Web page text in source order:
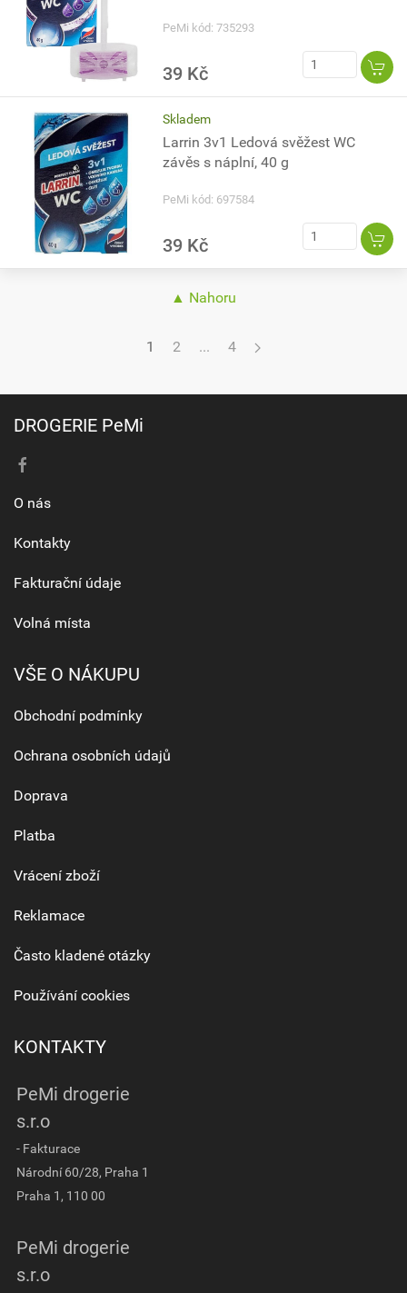
PeMi kód: 735293
39 Kč
Skladem
Larrin 3v1 Ledová svěžest WC
závěs s náplní, 40 g
PeMi kód: 697584
39 Kč
▲ Nahoru
1 2 ... 4
DROGERIE PeMi
O nás
Kontakty
Fakturační údaje
Volná místa
VŠE O NÁKUPU
Obchodní podmínky
Ochrana osobních údajů
Doprava
Platba
Vrácení zboží
Reklamace
Často kladené otázky
Používání cookies
KONTAKTY
PeMi drogerie
s.r.o
- Fakturace
Národní 60/28, Praha 1
Praha 1, 110 00
PeMi drogerie
s.r.o